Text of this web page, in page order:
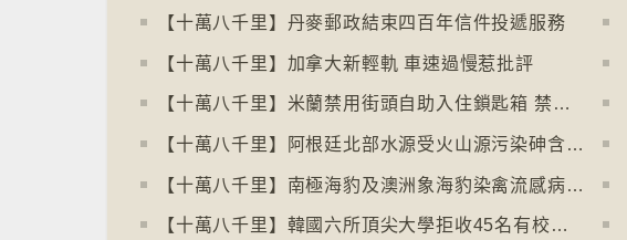
【十萬八千里】丹麥郵政結束四百年信件投遞服務
【十萬八千里】加拿大新輕軌 車速過慢惹批評
【十萬八千里】米蘭禁用街頭自助入住鎖匙箱 禁自助入住民宿
【十萬八千里】阿根廷北部水源受火山源污染砷含量超標
【十萬八千里】南極海豹及澳洲象海豹染禽流感病毒恐擴散
【十萬八千里】韓國六所頂尖大學拒收45名有校園暴力紀錄者入學